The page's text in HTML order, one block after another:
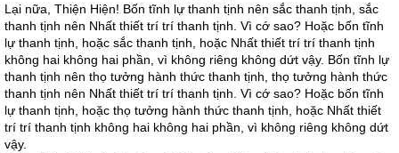
Lại nữa, Thiện Hiện! Bốn tĩnh lự thanh tịnh nên sắc thanh tịnh, sắc
thanh tịnh nên Nhất thiết trí trí thanh tịnh. Vì cớ sao? Hoặc bốn tĩnh
lự thanh tịnh, hoặc sắc thanh tịnh, hoặc Nhất thiết trí trí thanh tịnh
không hai không hai phần, vì không riêng không dứt vậy. Bốn tĩnh lự
thanh tịnh nên thọ tưởng hành thức thanh tịnh, thọ tưởng hành thức
thanh tịnh nên Nhất thiết trí trí thanh tịnh. Vì cớ sao? Hoặc bốn tĩnh
lự thanh tịnh, hoặc thọ tưởng hành thức thanh tịnh, hoặc Nhất thiết
trí trí thanh tịnh không hai không hai phần, vì không riêng không dứt
vậy.